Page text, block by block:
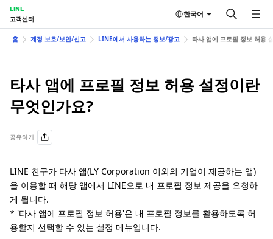
LINE
고객센터
한국어
홈 계정 보호/보안/신고 LINE에서 사용하는 정보/광고 타사 앱에 프로필 정보 허용
타사 앱에 프로필 정보 허용 설정이란
무엇인가요?
공유하기
LINE 친구가 타사 앱(LY Corporation 이외의 기업이 제공하는 앱)
을 이용할 때 해당 앱에서 LINE으로 내 프로필 정보 제공을 요청하
게 됩니다.
* '타사 앱에 프로필 정보 허용'은 내 프로필 정보를 활용하도록 허
용할지 선택할 수 있는 설정 메뉴입니다.